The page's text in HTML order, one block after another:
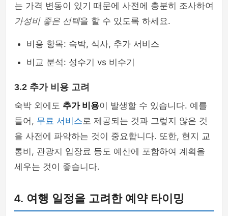
는 가격 변동이 있기 때문에 사전에 충분히 조사하여
가성비 좋은 선택을 할 수 있도록 하세요.
비용 항목: 숙박, 식사, 추가 서비스
비교 분석: 성수기 vs 비수기
3.2 추가 비용 고려
숙박 외에도 추가 비용이 발생할 수 있습니다. 예를
들어, 무료 서비스로 제공되는 것과 그렇지 않은 것
을 사전에 파악하는 것이 중요합니다. 또한, 현지 교
통비, 관광지 입장료 등도 예산에 포함하여 계획을
세우는 것이 좋습니다.
4. 여행 일정을 고려한 예약 타이밍